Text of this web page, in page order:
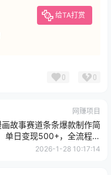
给TA打赏
0 0
网赚项目
画故事赛道条条爆款制作简
单日变现500+，全流程讲
解
2026-1-28 10:17:14